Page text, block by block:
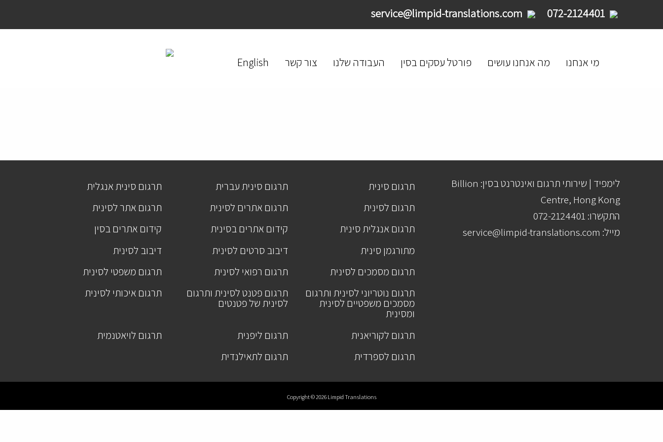
מי אנחנו מה אנחנו עושים פורטל עסקים בסין העבודה שלנו צור קשר English
לימפיד | שירותי תרגום ואינטרנט בסין: Billion
Centre, Hong Kong
התקשרו: 072-2124401
מייל: service@limpid-translations.com
תרגום סינית תרגום סינית עברית
תרגום סינית אנגלית
תרגום לסינית
תרגום אתרים לסינית
תרגום אתר לסינית
תרגום אנגלית סינית
קידום אתרים בסינית
קידום אתרים בסין
מתורגמן סינית
דיבוב סרטים לסינית
דיבוב לסינית
תרגום מסמכים לסינית
תרגום רפואי לסינית
תרגום משפטי לסינית
תרגום נוטריוני לסינית ותרגום
מסמכים משפטיים לסינית
ומסינית
תרגום פטנט לסינית ותרגום
לסינית של פטנטים
תרגום איכותי לסינית
תרגום לקוריאנית תרגום ליפנית
תרגום לויאטנמית
תרגום לספרדית
תרגום לתאילנדית
Copyright © 2026 Limpid Translations